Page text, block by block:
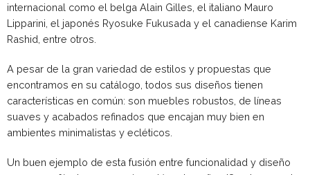
internacional como el belga Alain Gilles, el italiano Mauro
Lipparini, el japonés Ryosuke Fukusada y el canadiense Karim
Rashid, entre otros.
A pesar de la gran variedad de estilos y propuestas que
encontramos en su catálogo, todos sus diseños tienen
características en común: son muebles robustos, de líneas
suaves y acabados refinados que encajan muy bien en
ambientes minimalistas y ecléticos.
Un buen ejemplo de esta fusión entre funcionalidad y diseño